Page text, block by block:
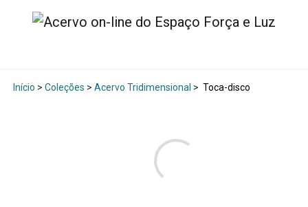
Início > Coleções > Acervo Tridimensional > Toca-disco